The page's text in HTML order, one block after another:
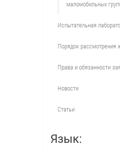
маломобильных
Испытательная
Порядок рассмотрения
Права и обязанности
Новости
Статьи
Язык: